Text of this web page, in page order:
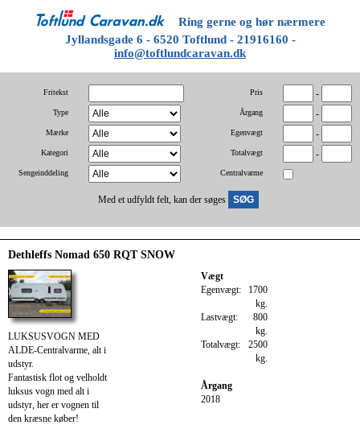
Ring gerne og hør nærmere
Jyllandsgade 6 - 6520 Toftlund - 21916160 -
info@toftlundcaravan.dk
Fritekst
Type
Mærke
Kategori
Sengeinddeling
Pris -
Årgang -
Egenvægt -
Totalvægt -
Centralvarme
Med et udfyldt felt, kan der søges
Dethleffs Nomad 650 RQT SNOW
LUKSUSVOGN MED
ALDE-Centralvarme, alt i
udstyr.
Fantastisk flot og velholdt
luksus vogn med alt i
udstyr, her er vognen til
den kræsne køber!
Vægt
Egenvægt: 1700
kg.
Lastvægt:
800
kg.
Totalvægt: 2500
kg.
Årgang
2018